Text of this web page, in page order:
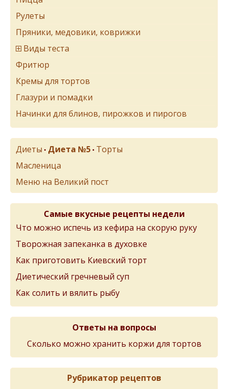
Рулеты
Пряники, медовики, коврижки
Виды теста
Фритюр
Кремы для тортов
Глазури и помадки
Начинки для блинов, пирожков и пирогов
Диеты • Диета №5 • Торты
Масленица
Меню на Великий пост
Самые вкусные рецепты недели
Что можно испечь из кефира на скорую руку
Творожная запеканка в духовке
Как приготовить Киевский торт
Диетический гречневый суп
Как солить и вялить рыбу
Ответы на вопросы
Сколько можно хранить коржи для тортов
Рубрикатор рецептов